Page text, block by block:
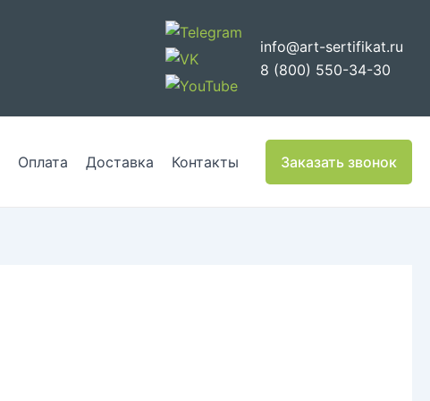
info@art-sertifikat.ru
8 (800) 550-34-30
Оплата Доставка Контакты Заказать звонок